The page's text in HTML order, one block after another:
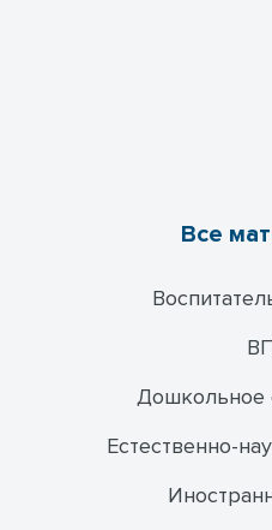
Все
Дошкольное
Естественно-